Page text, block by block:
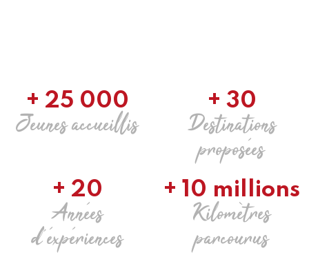
+ 25 000
Jeunes accueillis
+ 30
Destinations
proposées
+ 20
Années
d'éxpériences
+ 10 millions
Kilomètres
parcourus